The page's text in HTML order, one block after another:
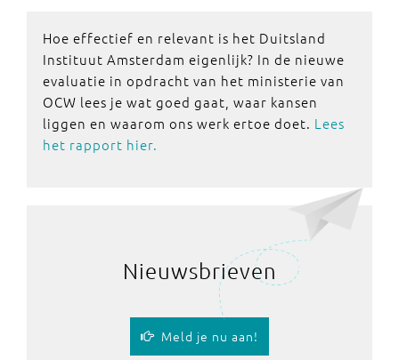
Hoe effectief en relevant is het Duitsland
Instituut Amsterdam eigenlijk? In de nieuwe
evaluatie in opdracht van het ministerie van
OCW lees je wat goed gaat, waar kansen
liggen en waarom ons werk ertoe doet. Lees
het rapport hier.
Nieuwsbrieven
Meld je nu aan!